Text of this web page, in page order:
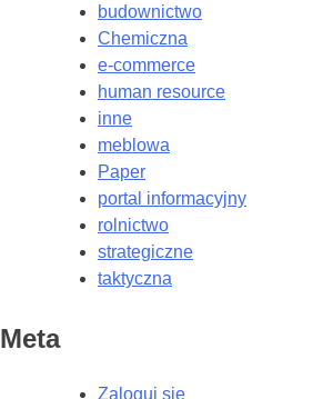
budownictwo
Chemiczna
e-commerce
human resource
inne
meblowa
Paper
portal informacyjny
rolnictwo
strategiczne
taktyczna
Meta
Zaloguj się